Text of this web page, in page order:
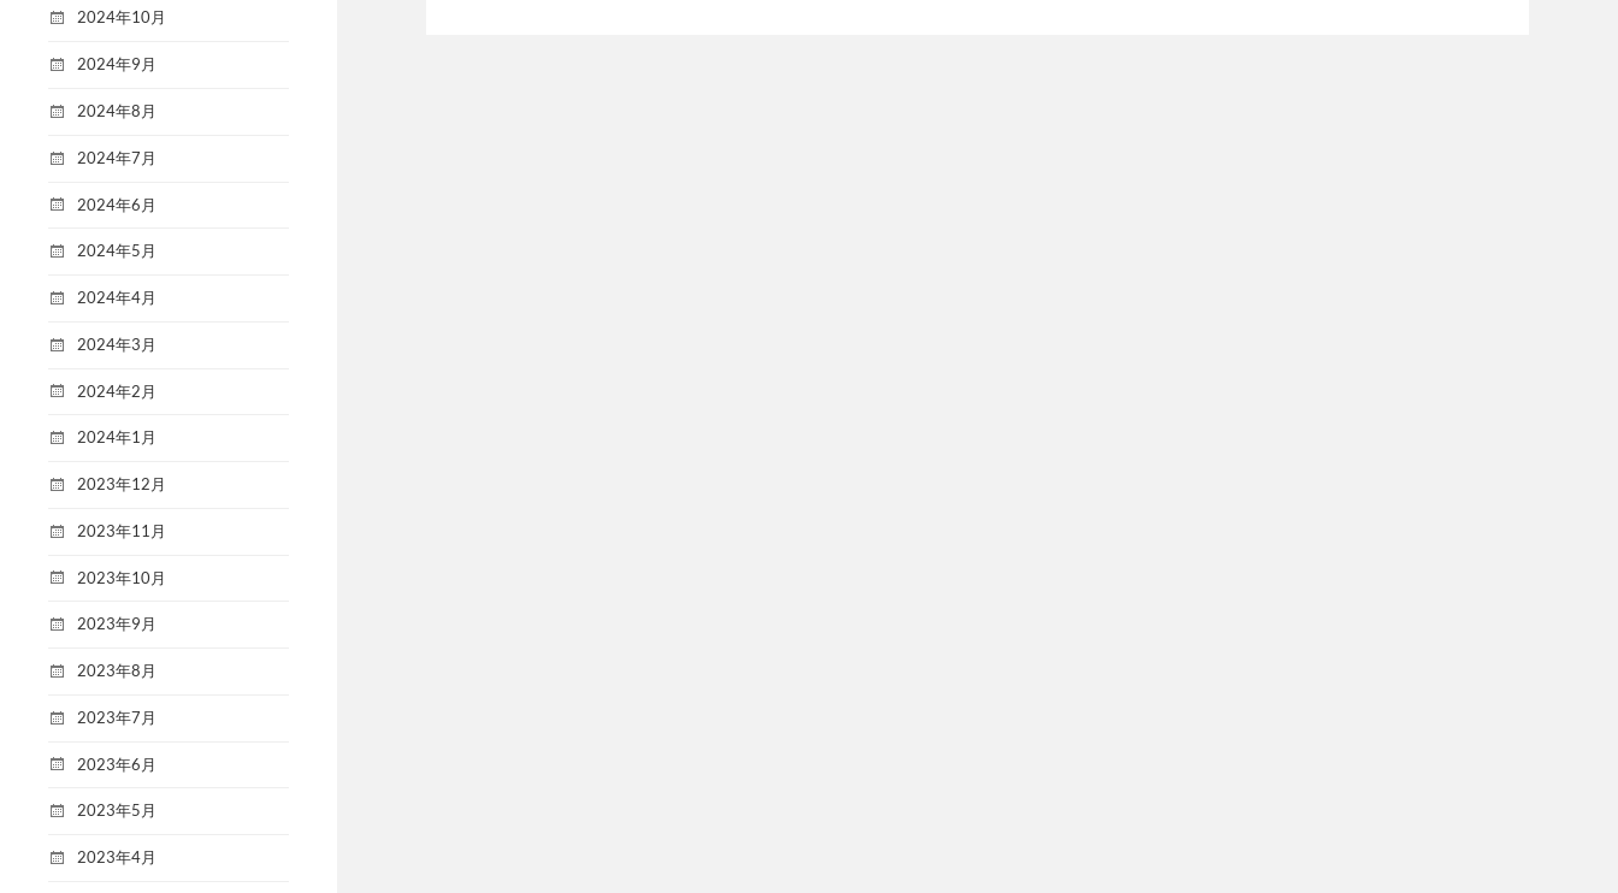
2024年10月
2024年9月
2024年8月
2024年7月
2024年6月
2024年5月
2024年4月
2024年3月
2024年2月
2024年1月
2023年12月
2023年11月
2023年10月
2023年9月
2023年8月
2023年7月
2023年6月
2023年5月
2023年4月